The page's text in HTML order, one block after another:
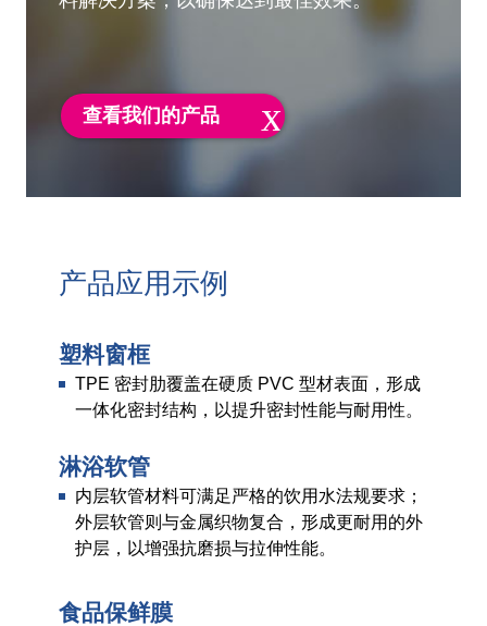
查看我们的产品
产品应用示例
塑料窗框
TPE 密封肋覆盖在硬质 PVC 型材表面，形成
一体化密封结构，以提升密封性能与耐用性。
淋浴软管
内层软管材料可满足严格的饮用水法规要求；
外层软管则与金属织物复合，形成更耐用的外
护层，以增强抗磨损与拉伸性能。
食品保鲜膜